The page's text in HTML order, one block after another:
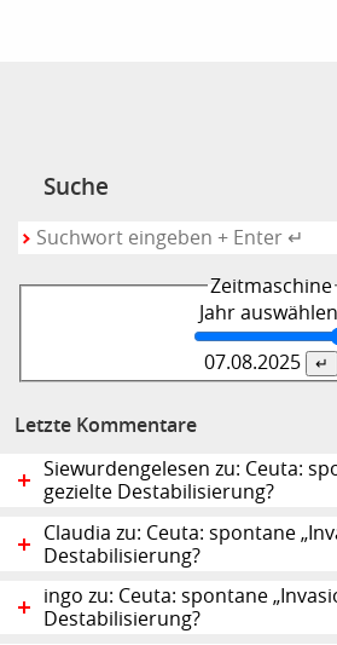
Suche
Zeitmaschine
Jahr auswählen
07.08.2025
Letzte Kommentare
Siewurdengelesen zu: Ceuta:
gezielte Destabilisierung?
Claudia zu: Ceuta: spontane
Destabilisierung?
ingo zu: Ceuta: spontane
Destabilisierung?